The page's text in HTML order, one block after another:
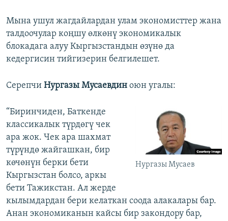
Мына ушул жагдайлардан улам экономисттер жана
талдоочулар коңшу өлкөнү экономикалык
блокадага алуу Кыргызстандын өзүнө да
кедергисин тийгизерин белгилешет.
Серепчи Нургазы Мусаевдин оюн угалы:
Нургазы Мусаев
“Биринчиден, Баткенде
классикалык түрдөгү чек
ара жок. Чек ара шахмат
түрүндө жайгашкан, бир
көчөнүн берки бети
Кыргызстан болсо, аркы
бети Тажикстан. Ал жерде
кылымдардан бери келаткан соода алакалары бар.
Анан экономиканын кайсы бир закондору бар,